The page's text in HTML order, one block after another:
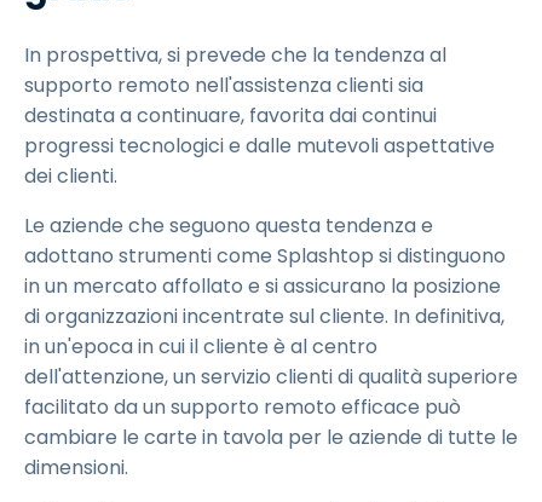
In prospettiva, si prevede che la tendenza al
supporto remoto nell'assistenza clienti sia
destinata a continuare, favorita dai continui
progressi tecnologici e dalle mutevoli aspettative
dei clienti.
Le aziende che seguono questa tendenza e
adottano strumenti come Splashtop si distinguono
in un mercato affollato e si assicurano la posizione
di organizzazioni incentrate sul cliente. In definitiva,
in un'epoca in cui il cliente è al centro
dell'attenzione, un servizio clienti di qualità superiore
facilitato da un supporto remoto efficace può
cambiare le carte in tavola per le aziende di tutte le
dimensioni.